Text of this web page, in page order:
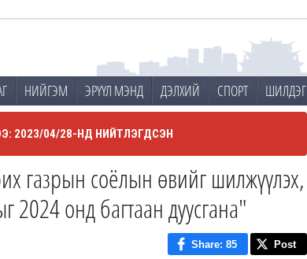
НИЙГЭМ ЭРҮҮЛ МЭНД ДЭЛХИЙ СПОРТ ШИЛДЭГ
2023/04/28-НД НИЙТЛЭГДСЭН
газрын соёлын өвийг шилжүүлэх,
2024 онд багтаан дуусгана"
Share: 85 Post